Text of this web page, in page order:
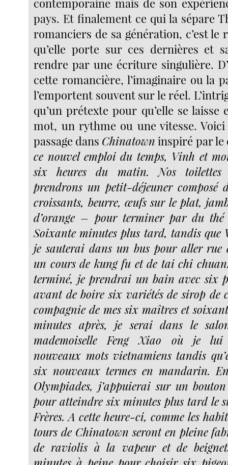
pays. Et finalement ce qui la sépare
romanciers de sa génération, c’est le
qu’elle porte sur ces dernières et
rendre par une écriture singulière.
cette romancière, l’imaginaire ou la
l’emportent souvent sur le réel.
qu’un prétexte pour qu’elle se
mot, un rythme ou une vitesse.
passage dans Chinatown inspiré par
ce nouvel emploi du temps, Vinh et
six heures du matin. Nos toilettes
prendrons un petit-déjeuner composé
croissants, beurre, œufs sur le plat,
d’orange – pour terminer par du
Soixante minutes plus tard, tandis que
je sauterai dans un bus pour aller rue
un cours de kung fu et de tai chi
terminé, je prendrai un bain avec six
avant de boire six variétés de sirop de
compagnie de mes six maîtres et
minutes après, je serai dans le
mademoiselle Feng Xiao où je
nouveaux mots vietnamiens tandis
six nouveaux termes en mandarin.
Olympiades, j’appuierai sur un bouton
pour atteindre six minutes plus tard le
Frères. A cette heure-ci, comme les
tours de Chinatown seront en pleine
de raviolis à la vapeur et de